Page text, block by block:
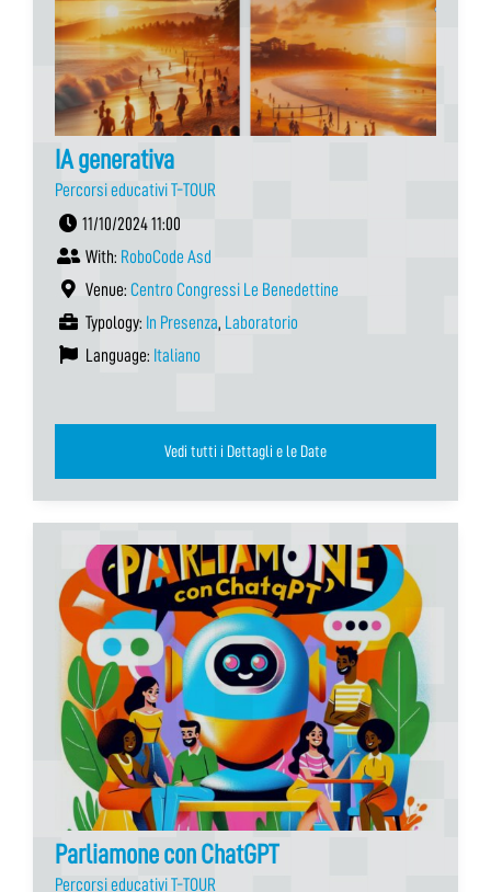
IA generativa
Percorsi educativi T-TOUR
11/10/2024 11:00
With: RoboCode Asd
Venue: Centro Congressi Le Benedettine
Typology: In Presenza, Laboratorio
Language: Italiano
Vedi tutti i Dettagli e le Date
Parliamone con ChatGPT
Percorsi educativi T-TOUR